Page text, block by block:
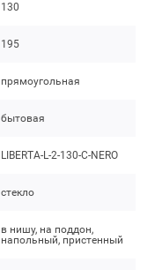
130
195
прямоугольная
бытовая
LIBERTA-L-2-130-C-NERO
стекло
в нишу, на поддон,
напольный, пристенный